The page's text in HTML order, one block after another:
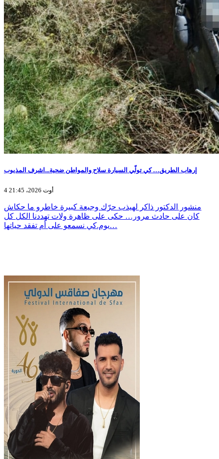
إرهاب الطريق… كي تولّي السيارة سلاح والمواطن ضحية...اشرف المذيوب
4 أوت 2026، 21:45
منشور الدكتور ذاكر لهيذب حرّك وجيعة كبيرة خاطرو ما حكاش
كان على حادث مرور… حكى على ظاهرة ولات تهددنا الكل كل
يوم.كي نسمعو على أم تفقد حياتها…